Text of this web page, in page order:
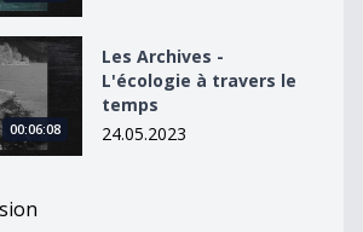
à travers le temps
00:06:08
Les Archives -
L'écologie à travers le
temps
24.05.2023